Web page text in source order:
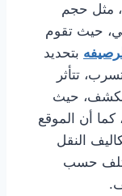
مثل حجم
حيث تقوم
بتحديد
تتأثر
الكشف، حيث
كما أن الموقع
النقل
حسب